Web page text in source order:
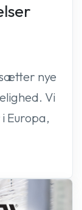
nye
Vi
Europa,